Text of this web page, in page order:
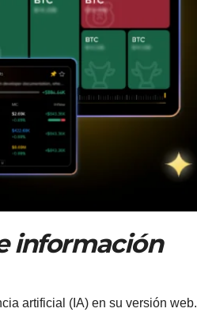
información
artificial (IA) en su versión web.